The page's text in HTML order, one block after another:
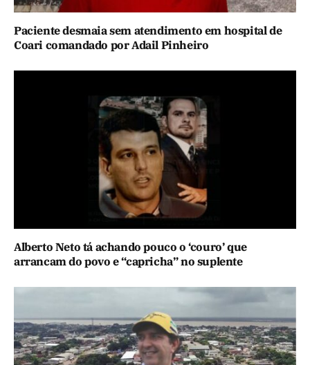
Paciente desmaia sem atendimento em hospital de
Coari comandado por Adail Pinheiro
Alberto Neto tá achando pouco o ‘couro’ que
arrancam do povo e “capricha” no suplente